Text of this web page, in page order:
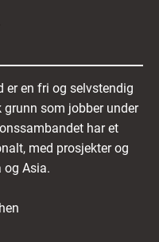
er en fri og selvstendig
som jobber under
har et
med prosjekter og
og Asia.